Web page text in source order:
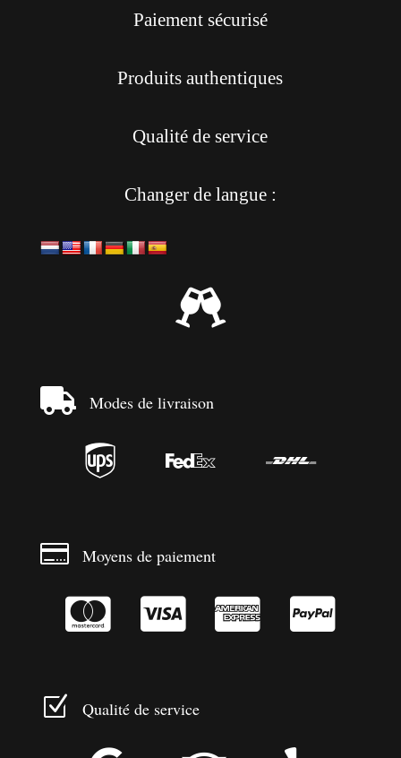
Paiement sécurisé
Produits authentiques
Qualité de service
Changer de langue :

 Modes de livraison
  
 Moyens de paiement
   
Z Qualité de service